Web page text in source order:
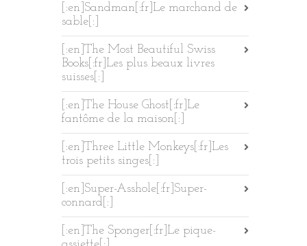
[:en]Sandman[:fr]Le marchand de
sable[:]
[:en]The Most Beautiful Swiss
Books[:fr]Les plus beaux livres
suisses[:]
[:en]The House Ghost[:fr]Le
fantôme de la maison[:]
[:en]Three Little Monkeys[:fr]Les
trois petits singes[:]
[:en]Super-Asshole[:fr]Super-
connard[:]
[:en]The Sponger[:fr]Le pique-